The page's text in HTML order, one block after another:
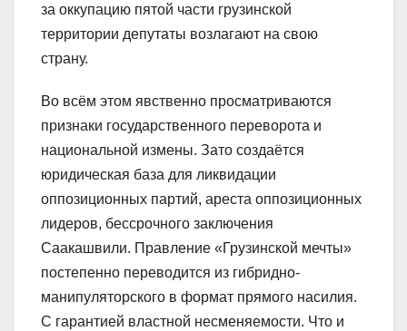
за оккупацию пятой части грузинской
территории депутаты возлагают на свою
страну.
Во всём этом явственно просматриваются
признаки государственного переворота и
национальной измены. Зато создаётся
юридическая база для ликвидации
оппозиционных партий, ареста оппозиционных
лидеров, бессрочного заключения
Саакашвили. Правление «Грузинской мечты»
постепенно переводится из гибридно-
манипуляторского в формат прямого насилия.
С гарантией властной несменяемости. Что и